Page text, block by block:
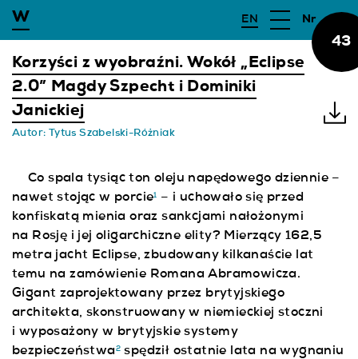
EN Nr
43
WYSZUKAJ
CZASOPISMO
DLA AUTORÓW
ARCHIWUM
Korzyści z wyobraźni. Wokół „Eclipse
2.0” Magdy Szpecht i Dominiki
Janickiej
Autor: Tytus Szabelski-Różniak
Co spala tysiąc ton oleju napędowego dziennie –
nawet stojąc w porcie1
– i uchowało się przed
konfiskatą mienia oraz sankcjami nałożonymi
na Rosję i jej oligarchiczne elity? Mierzący 162,5
metra jacht Eclipse, zbudowany kilkanaście lat
temu na zamówienie Romana Abramowicza.
Gigant zaprojektowany przez brytyjskiego
architekta, skonstruowany w niemieckiej stoczni
i wyposażony w brytyjskie systemy
bezpieczeństwa 2 spędził ostatnie lata na wygnaniu